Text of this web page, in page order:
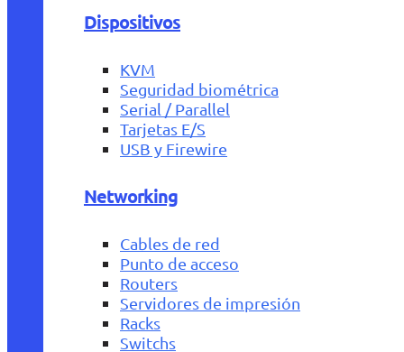
Dispositivos
KVM
Seguridad biométrica
Serial / Parallel
Tarjetas E/S
USB y Firewire
Networking
Cables de red
Punto de acceso
Routers
Servidores de impresión
Racks
Switchs